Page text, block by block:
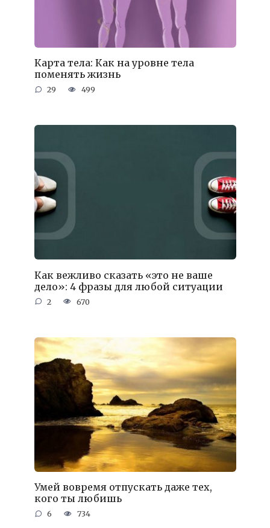
Карта тела: Как на уровне тела
поменять жизнь
29 499
Как вежливо сказать «это не ваше
дело»: 4 фразы для любой ситуации
2 670
Умей вовремя отпускать даже тех,
кого ты любишь
6 734